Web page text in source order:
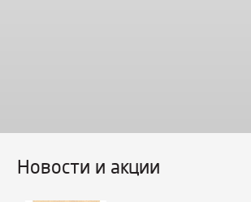
Новости и акции